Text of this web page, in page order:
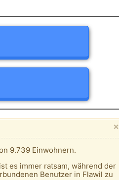
×
9.739 Einwohnern.
es immer ratsam, während der
Benutzer in Flawil zu